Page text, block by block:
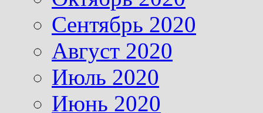
Сентябрь 2020
Август 2020
Июль 2020
Июнь 2020